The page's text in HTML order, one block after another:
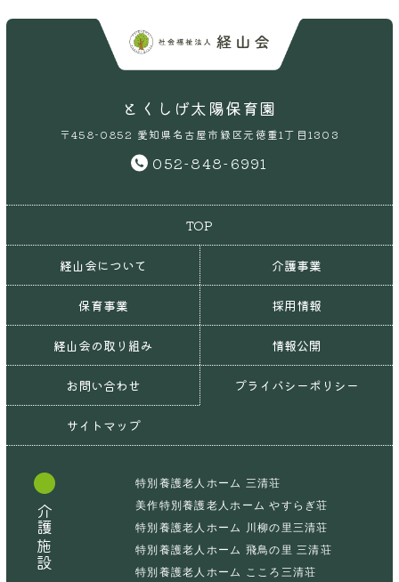
とくしげ太陽保育園
〒458-0852 愛知県名古屋市緑区元徳重1丁目1303
052-848-6991
TOP
経山会について 介護事業
保育事業 採用情報
経山会の取り組み 情報公開
お問い合わせ プライバシーポリシー
サイトマップ
介護施設
特別養護老人ホーム 三清荘
美作特別養護老人ホーム やすらぎ荘
特別養護老人ホーム 川柳の里三清荘
特別養護老人ホーム 飛鳥の里 三清荘
特別養護老人ホーム こころ三清荘